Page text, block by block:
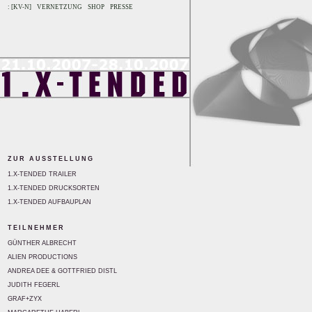
: [KV-N] VERNETZUNG SHOP PRESSE
ZUR AUSSTELLUNG
1.X-TENDED TRAILER
1.X-TENDED DRUCKSORTEN
1.X-TENDED AUFBAUPLAN
TEILNEHMER
GÜNTHER ALBRECHT
ALIEN PRODUCTIONS
ANDREA DEE & GOTTFRIED DISTL
JUDITH FEGERL
GRAF+ZYX